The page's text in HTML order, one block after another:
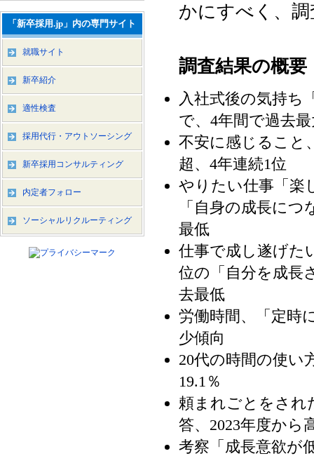
かにすべく、
調査結果の概要
入社式後の気持ち
で、4年間で過去
不安に感じること
超、4年連続1位
やりたい仕事「楽
「自身の成長に
最低
仕事で成し遂げた
位の「自分を成長
去最低
労働時間、「定時
少傾向
20代の時間の使い
19.1％
頼まれごとをされ
答、2023年度から
考察「成長意欲が
「新卒採用.jp」内の専門サイト
就職サイト
新卒紹介
適性検査
採用代行・アウトソーシング
新卒採用コンサルティング
内定者フォロー
ソーシャルリクルーティング